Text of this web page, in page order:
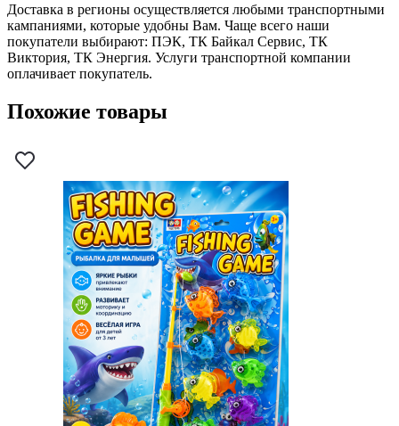
Доставка в регионы осуществляется любыми транспортными
кампаниями, которые удобны Вам. Чаще всего наши
покупатели выбирают: ПЭК, ТК Байкал Сервис, ТК
Виктория, ТК Энергия. Услуги транспортной компании
оплачивает покупатель.
Похожие товары